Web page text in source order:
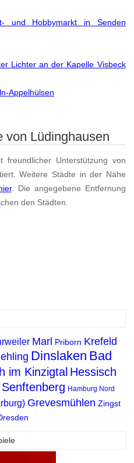
und Hobbymarkt in Senden
Lichter an der Kapelle Visbeck
Appelhülsen
von Lüdinghausen
freundlicher Unterstützung von
Weitere Städte in der Nähe
. Die angegebene Entfernung
den Städten.
Marl Priborn Krefeld
Dinslaken Bad
im Kinzigtal Hessisch
Senftenberg Hamburg Nord
Grevesmühlen Zingst